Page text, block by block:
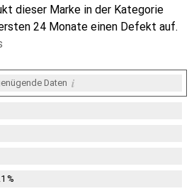
dieser Marke in der Kategorie
24 Monate einen Defekt auf.
Daten i
%